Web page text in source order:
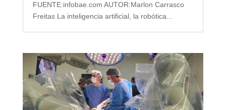
FUENTE:infobae.com AUTOR:Marlon Carrasco
Freitas La inteligencia artificial, la robótica...